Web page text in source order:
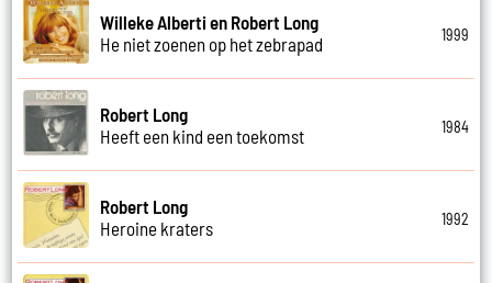
Willeke Alberti en Robert Long
He niet zoenen op het zebrapad
1999
Robert Long
Heeft een kind een toekomst
1984
Robert Long
Heroine kraters
1992